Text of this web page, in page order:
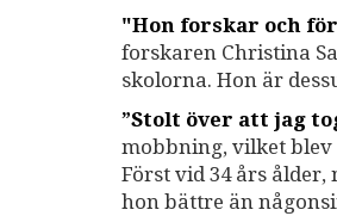
"Hon forskar och
forskaren Christina
skolorna. Hon är
”Stolt över att jag
mobbning, vilket blev
Först vid 34 års
hon bättre än